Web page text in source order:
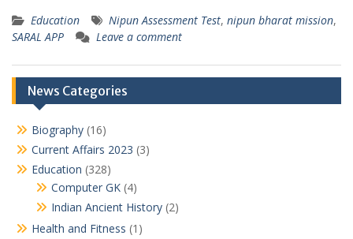
Education Nipun Assessment Test, nipun bharat mission,
SARAL APP
Leave a comment
News Categories
Biography (16)
Current Affairs 2023 (3)
Education (328)
Computer GK (4)
Indian Ancient History (2)
Health and Fitness (1)